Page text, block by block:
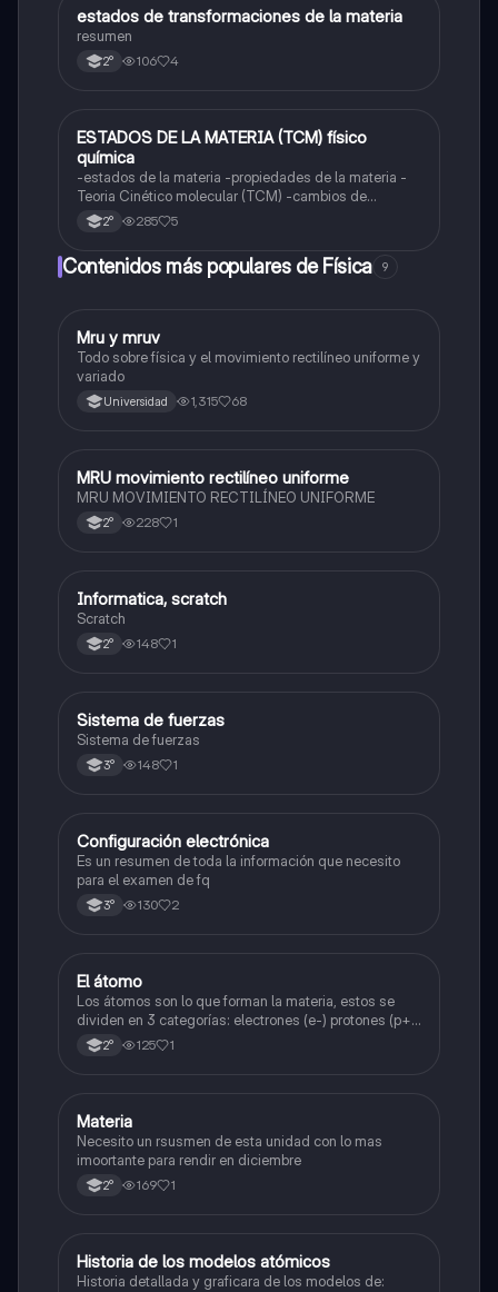
Química
estados de transformaciones de la materia
resumen
2° 106 4
Física
ESTADOS DE LA MATERIA (TCM) físico
química
-estados de la materia -propiedades de la materia -
Teoria Cinético molecular (TCM) -cambios de
estados (regresivos y progresivos)
2° 285 5
Contenidos más populares de Física 9
Física
Mru y mruv
Todo sobre física y el movimiento rectilíneo uniforme y
variado
Universidad 1,315 68
Física
MRU movimiento rectilíneo uniforme
MRU MOVIMIENTO RECTILÍNEO UNIFORME
2° 228 1
Física
Informatica, scratch
Scratch
2° 148 1
Física
Sistema de fuerzas
Sistema de fuerzas
3° 148 1
Física
Configuración electrónica
Es un resumen de toda la información que necesito
para el examen de fq
3° 130 2
Física
El átomo
Los átomos son lo que forman la materia, estos se
dividen en 3 categorías: electrones (e-) protones (p+)
y neutrones (n⁰).
2° 125 1
Física
Materia
Necesito un rsusmen de esta unidad con lo mas
imoortante para rendir en diciembre
2° 169 1
Física
Historia de los modelos atómicos
Historia detallada y graficara de los modelos de: